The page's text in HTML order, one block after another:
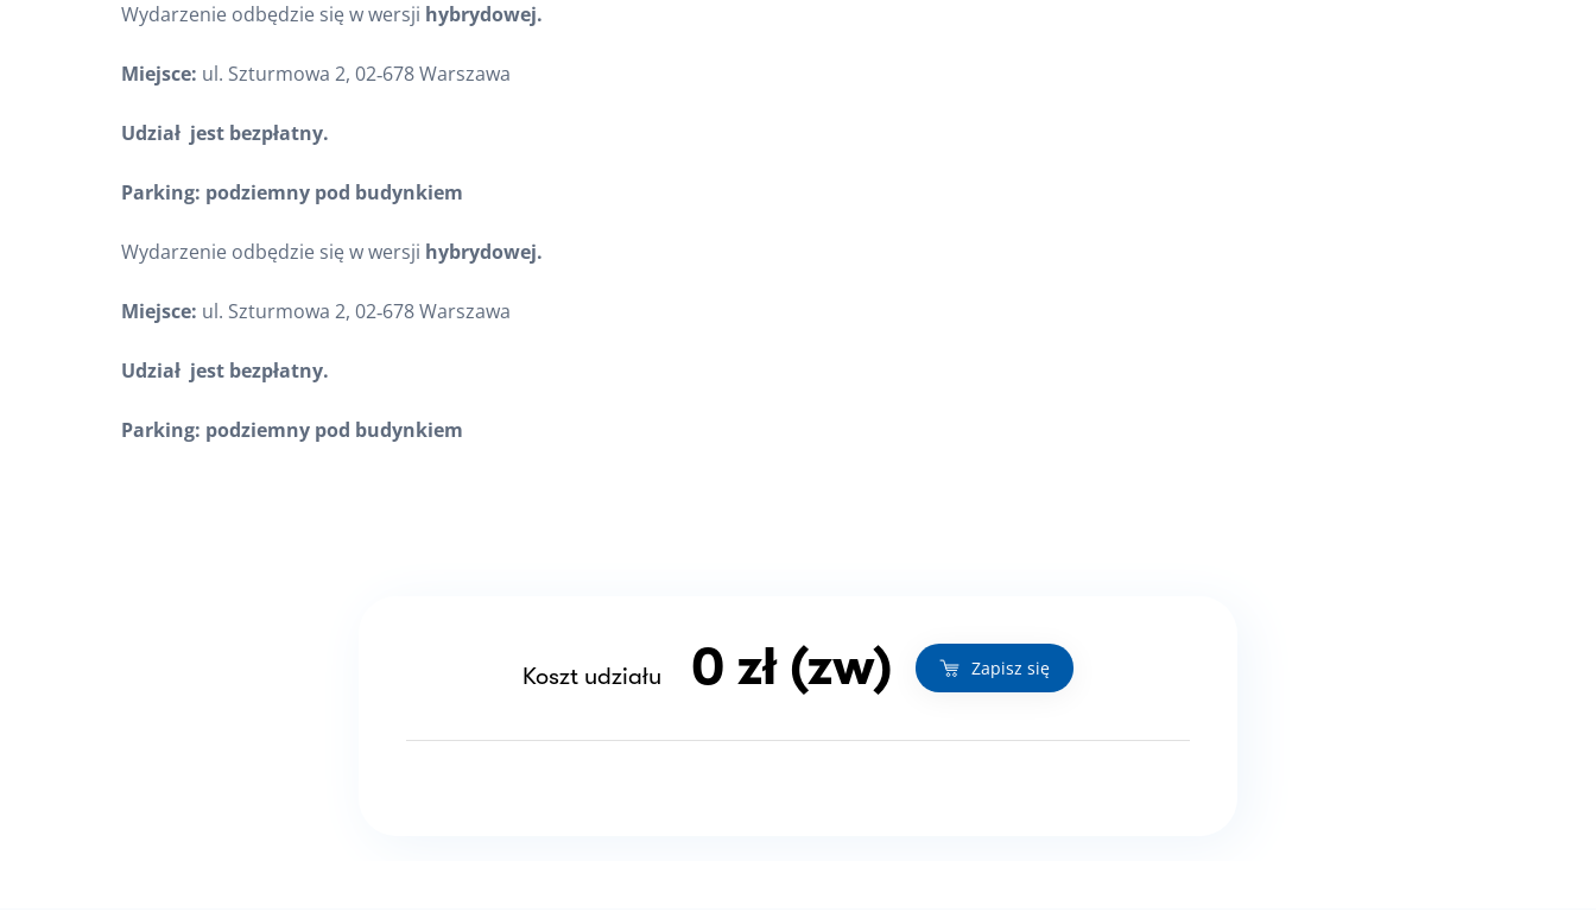
Wydarzenie odbędzie się w wersji hybrydowej.
Miejsce: ul. Szturmowa 2, 02‑678 Warszawa
Udział jest bezpłatny.
Parking: podziemny pod budynkiem
Wydarzenie odbędzie się w wersji hybrydowej.
Miejsce: ul. Szturmowa 2, 02‑678 Warszawa
Udział jest bezpłatny.
Parking: podziemny pod budynkiem
Koszt udziału 0 zł (zw) Zapisz się